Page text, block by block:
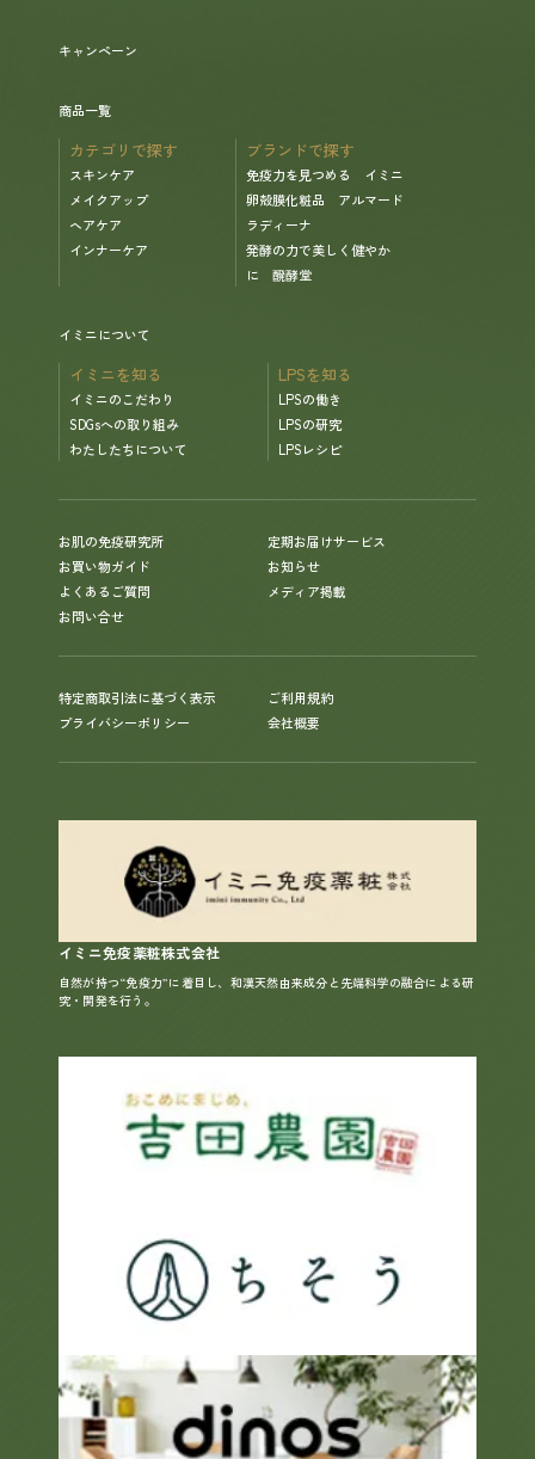
よくあるご質問
定期お届けサービス
お知らせ
お問い合せ
メディア掲載
キャンペーン
商品一覧
カテゴリで探す
スキンケア
メイクアップ
ヘアケア
インナーケア
ブランドで探す
免疫力を見つめる イミニ
卵殻膜化粧品 アルマード
ラディーナ
発酵の力で美しく健やか
に 醗酵堂
イミニについて
イミニを知る
イミニのこだわり
SDGsへの取り組み
わたしたちについて
LPSを知る
LPSの働き
LPSの研究
LPSレシピ
お肌の免疫研究所
定期お届けサービス
お買い物ガイド
お知らせ
よくあるご質問
メディア掲載
お問い合せ
特定商取引法に基づく表示
プライバシーポリシー
ご利用規約
会社概要
イミニ免疫薬粧株式会社
自然が持つ“免疫力”に着目し、和漢天然由来成分と先端科学の融合による研
究・開発を行う。